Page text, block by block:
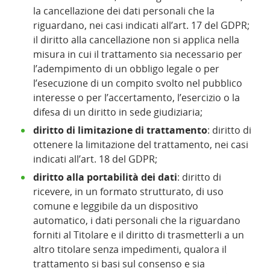
la cancellazione dei dati personali che la
riguardano, nei casi indicati all’art. 17 del GDPR;
il diritto alla cancellazione non si applica nella
misura in cui il trattamento sia necessario per
l’adempimento di un obbligo legale o per
l’esecuzione di un compito svolto nel pubblico
interesse o per l’accertamento, l’esercizio o la
difesa di un diritto in sede giudiziaria;
diritto di limitazione di trattamento: diritto di
ottenere la limitazione del trattamento, nei casi
indicati all’art. 18 del GDPR;
diritto alla portabilità dei dati: diritto di
ricevere, in un formato strutturato, di uso
comune e leggibile da un dispositivo
automatico, i dati personali che la riguardano
forniti al Titolare e il diritto di trasmetterli a un
altro titolare senza impedimenti, qualora il
trattamento si basi sul consenso e sia